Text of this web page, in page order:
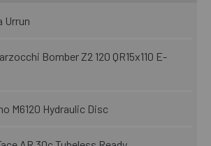
Urrun
Bomber Z2 120 QR15x110 E-
M6120 Hydraulic Disc